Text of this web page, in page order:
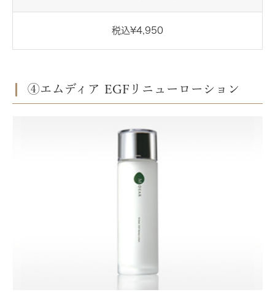
税込¥4,950
④エムディア EGFリニューローション